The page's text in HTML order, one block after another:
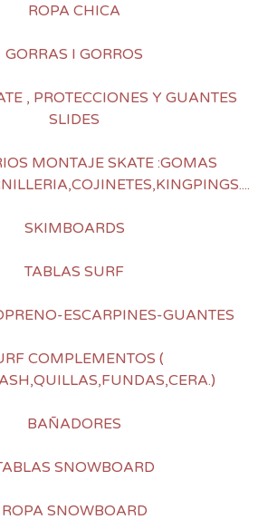
ROPA CHICA
GORRAS I GORROS
, PROTECCIONES Y GUANTES
SLIDES
MONTAJE SKATE :GOMAS
SKIMBOARDS
TABLAS SURF
ESCARPINES-GUANTES
COMPLEMENTOS (
BAÑADORES
SNOWBOARD
ROPA SNOWBOARD